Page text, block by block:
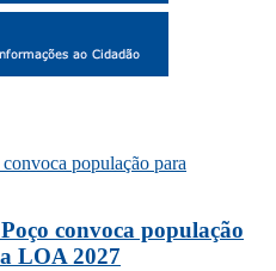
convoca população
LOA 2027